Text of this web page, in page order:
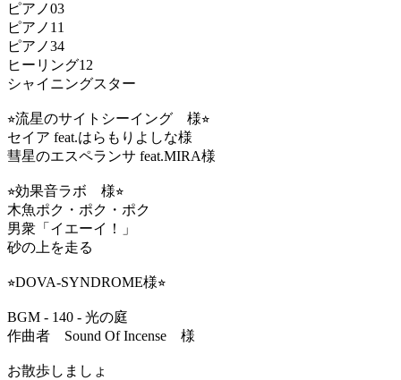
ピアノ03
ピアノ11
ピアノ34
ヒーリング12
シャイニングスター
⭐︎流星のサイトシーイング 様⭐︎
セイア feat.はらもりよしな様
彗星のエスペランサ feat.MIRA様
⭐︎効果音ラボ 様⭐︎
木魚ポク・ポク・ポク
男衆「イエーイ！」
砂の上を走る
⭐︎DOVA-SYNDROME様⭐︎
BGM - 140 - 光の庭
作曲者 Sound Of Incense 様
お散歩しましょ